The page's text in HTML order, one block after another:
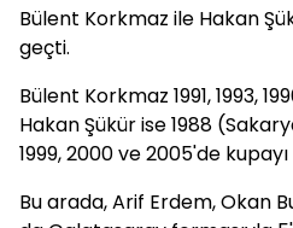
Bülent Korkmaz ile Hakan
geçti.
Bülent Korkmaz 1991, 1993,
Hakan Şükür ise 1988
1999, 2000 ve 2005'de kupayı
Bu arada, Arif Erdem, Okan